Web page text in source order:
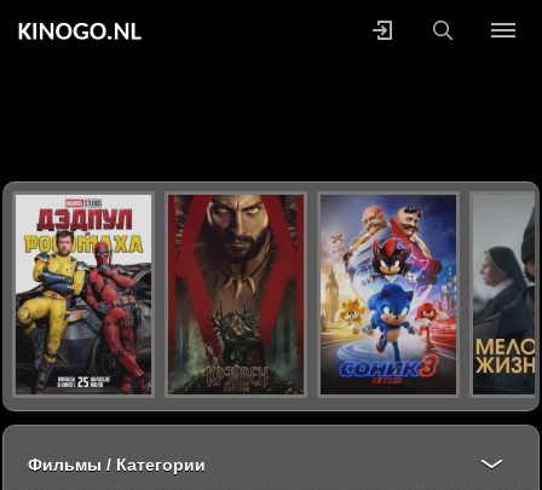
Фильмы / Категории